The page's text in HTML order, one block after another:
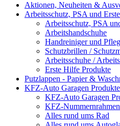
Aktionen, Neuheiten &
Arbeitsschutz, PSA und
Arbeitsschutz, PSA
Arbeitshandschuhe
Handreiniger und
Schutzbrillen /
Arbeitsschuhe /
Erste Hilfe Produkte
Putzlappen - Papier &
KFZ-Auto Garagen Produkte
KFZ-Auto Garagen
KFZ-
Alles rund ums Rad